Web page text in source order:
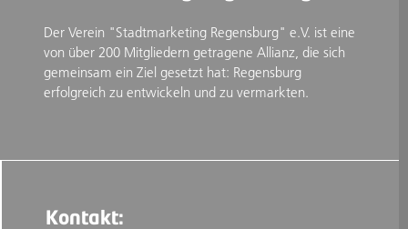
Der Verein "Stadtmarketing Regensburg" e.V. ist eine
von über 200 Mitgliedern getragene Allianz, die sich
gemeinsam ein Ziel gesetzt hat: Regensburg
erfolgreich zu entwickeln und zu vermarkten.
Kontakt: